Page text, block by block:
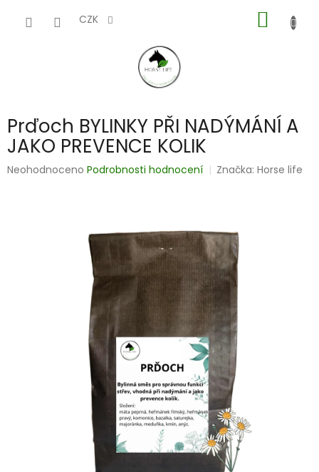
CZK
KOŠÍK
Prďoch BYLINKY PŘI NADÝMÁNÍ A
JAKO PREVENCE KOLIK
Průměrné
Neohodnoceno Podrobnosti hodnocení Značka:Horse life